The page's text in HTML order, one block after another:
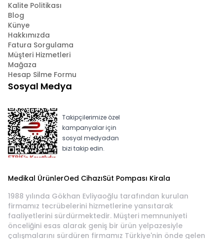
Kalite Politikası
Blog
Künye
Hakkımızda
Fatura Sorgulama
Müşteri Hizmetleri
Mağaza
Hesap Silme Formu
Sosyal Medya
Takipçilerimize özel
kampanyalar için
sosyal medyadan
bizi takip edin.
Medikal ÜrünlerOed CihazıSüt Pompası Kirala
1988 yılında Gökhan Evliyaoğlu tarafından kurulan
firmamız tecrübelerini hizmetlerine yansıtarak
faaliyetlerini sürdürmektedir. Müşteri memnuniyeti
önceliğini esas alarak geniş bir ürün yelpazesiyle
çalışmalarını sürdüren firmamız Türkiye'nin önde gelen